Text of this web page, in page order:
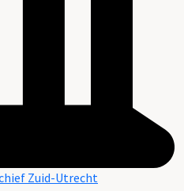
Zuid-Utrecht